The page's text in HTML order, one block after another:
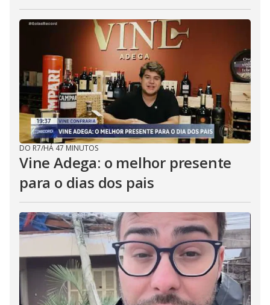
DO R7/HÁ 47 MINUTOS
Vine Adega: o melhor presente
para o dias dos pais